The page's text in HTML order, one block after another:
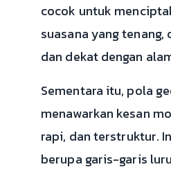
cocok untuk
suasana yang tenang,
dan dekat dengan
Sementara itu, pola
menawarkan kesan
rapi, dan terstruktur.
berupa garis-garis